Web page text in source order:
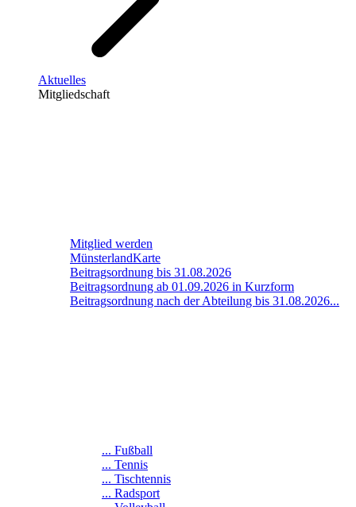
Aktuelles
Mitgliedschaft
Mitglied werden
MünsterlandKarte
Beitragsordnung bis 31.08.2026
Beitragsordnung ab 01.09.2026 in Kurzform
Beitragsordnung nach der Abteilung bis 31.08.2026...
... Fußball
... Tennis
... Tischtennis
... Radsport